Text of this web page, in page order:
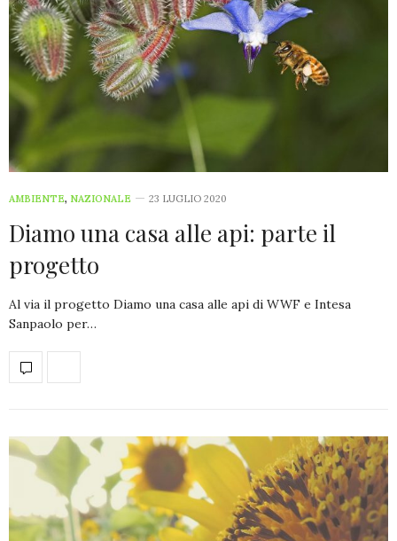
AMBIENTE, NAZIONALE 23 LUGLIO 2020
Diamo una casa alle api: parte il
progetto
Al via il progetto Diamo una casa alle api di WWF e Intesa
Sanpaolo per…